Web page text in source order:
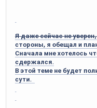
Я даже сейчас не
стороны, я обещал и
Сначала мне хотелось
сдержался.
В этой теме не будет
сути.